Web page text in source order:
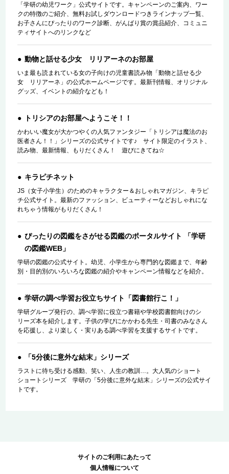
「学研の幼児ワーク」公式サイトです。キャンペーンのご案内、ワー
クの特徴のご紹介、無料お試しダウンロードつきラインナップ一覧、
お子さんにぴったりのワーク診断、がんばり賞の賞品紹介、コミュニ
ティサイトへのリンクなど
動物と話せる少女 リリアーネのお部屋
いま最も読まれている女の子向けの児童書読み物「動物と話せる少
女 リリアーネ」の公式ホームページです。最新刊情報、オリジナル
グッズ、イベントの紹介なども！
トリシアのお部屋へようこそ！！
かわいい魔女が大かつやくの人気ファンタジー「トリシアは魔法のお
医者さん！！」シリーズの公式サイトです♪ サイト限定のイラスト、
読み物、最新情報、もりだくさん！ 遊びにきてね☆
キラピチネット
JS（女子小学生）のためのキャラクター＆おしゃれマガジン、キラピ
チ公式サイト。最新のファッション、ビューティーなどおしゃれにな
れちゃう情報がもりだくさん！
ぴったりの図鑑をさがせる図鑑のポータルサイト 「学研
の図鑑WEB」
学研の図鑑の公式サイト。幼児、小学生から専門的な図鑑まで、年齢
別・目的別のいろいろな図鑑の紹介やキャンペーン情報などを紹介。
学研の調べ学習お役立ちサイト「図書館行こ！」
学研グループ発行の、調べ学習に役立つ書籍や学校図書館向けのシ
リーズ本を紹介します。子供の学びにかかわる先生・司書のみなさん
を応援し、より楽しく・実りある調べ学習を支援するサイトです。
「5分後に意外な結末」シリーズ
ラストに待ち受ける感動、笑い、人生の教訓…。大人気のショート
ショートシリーズ 学研の「5分後に意外な結末」シリーズの公式サイ
トです。
サイトのご利用にあたって
個人情報について